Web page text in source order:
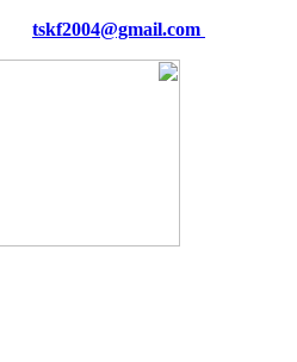
tskf2004@gmail.com